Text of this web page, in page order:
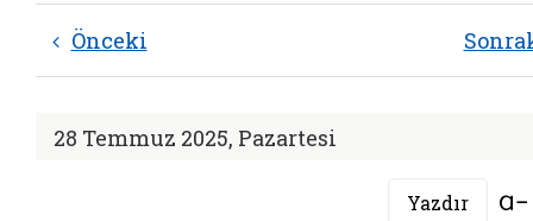
Önceki
28 Temmuz 2025, Pazartesi
Yazdır